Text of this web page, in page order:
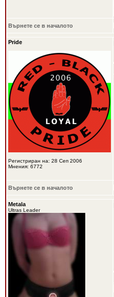
Върнете се в началото
Pride
Регистриран на: 28 Сеп 2006
Мнения: 6772
Върнете се в началото
Metala
Ultras Leader